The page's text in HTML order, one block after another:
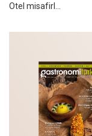
Otel misafirl...